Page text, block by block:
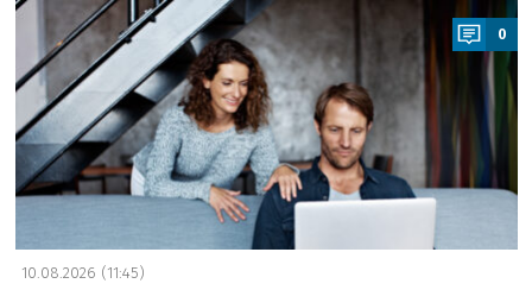
0
10.08.2026 (11:45)